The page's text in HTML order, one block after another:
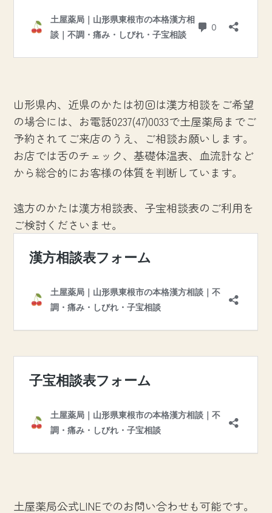
山形県内、近県のかたは初回は漢方相談をご希望
の場合には、お電話0237(47)0033で土屋薬局までご
予約されてご来店のうえ、ご相談お願いします。
お店では舌のチェック、基礎体温表、血流計など
から総合的にお客様の体質を判断しています。
遠方のかたは漢方相談表、子宝相談表のご利用を
ご検討くださいませ。
土屋薬局公式LINEでのお問い合わせも可能です。